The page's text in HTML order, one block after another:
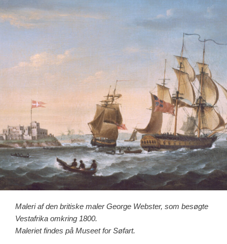
Maleri af den britiske maler George Webster, som besøgte
Vestafrika omkring 1800.
Maleriet findes på Museet for Søfart.